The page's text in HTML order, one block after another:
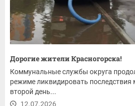
Дорогие жители Красногорска!
Коммунальные службы округа
режиме ликвидировать последствия
второй день...
12.07.2026